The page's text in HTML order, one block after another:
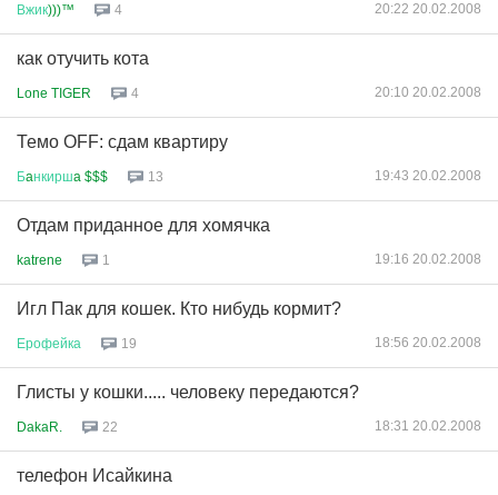
Вжик)))™ 4 20:22 20.02.2008
как отучить кота
Lone TIGER 4 20:10 20.02.2008
Темо OFF: сдам квартиру
Бaнкиршa $$$ 13 19:43 20.02.2008
Отдам приданное для хомячка
katrene 1 19:16 20.02.2008
Игл Пак для кошек. Кто нибудь кормит?
Ерофейка 19 18:56 20.02.2008
Глисты у кошки..... человеку передаются?
DakaR. 22 18:31 20.02.2008
телефон Исайкина